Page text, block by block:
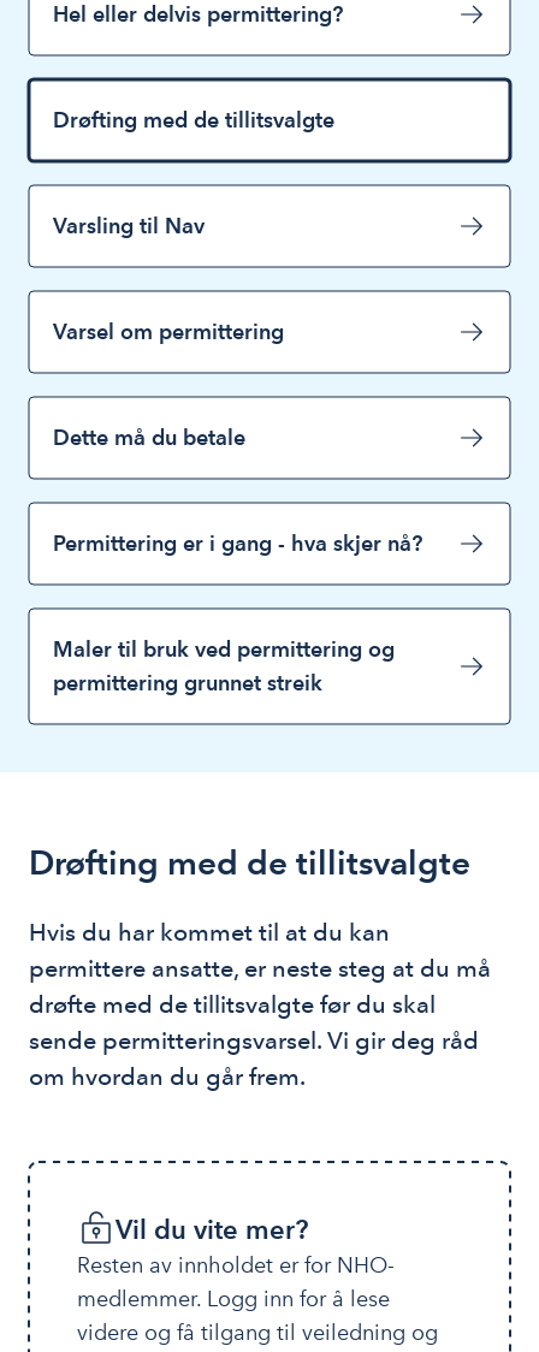
Hel eller delvis permittering?
Drøfting med de tillitsvalgte
Varsling til Nav
Varsel om permittering
Dette må du betale
Permittering er i gang - hva skjer nå?
Maler til bruk ved permittering og
permittering grunnet streik
Drøfting med de tillitsvalgte
Hvis du har kommet til at du kan
permittere ansatte, er neste steg at du må
drøfte med de tillitsvalgte før du skal
sende permitteringsvarsel. Vi gir deg råd
om hvordan du går frem.
Vil du vite mer?
Resten av innholdet er for NHO-
medlemmer. Logg inn for å lese
videre og få tilgang til veiledning og